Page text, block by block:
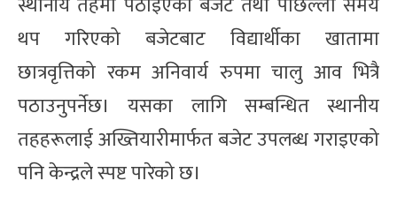
थप गरिएको बजेटबाट विद्यार्थीका खातामा
छात्रवृत्तिको रकम अनिवार्य रुपमा चालु आव भित्रै
पठाउनुपर्नेछ। यसका लागि सम्बन्धित स्थानीय
तहहरूलाई अख्तियारीमार्फत बजेट उपलब्ध गराइएको
पनि केन्द्रले स्पष्ट पारेको छ।